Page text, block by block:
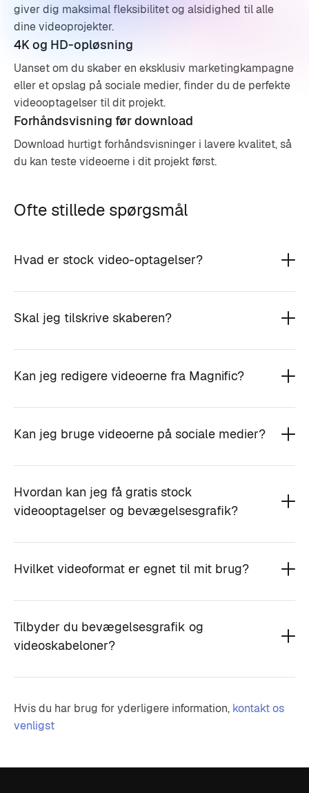
giver dig maksimal fleksibilitet og alsidighed til alle
dine videoprojekter.
4K og HD-opløsning
Uanset om du skaber en eksklusiv marketingkampagne
eller et opslag på sociale medier, finder du de perfekte
videooptagelser til dit projekt.
Forhåndsvisning før download
Download hurtigt forhåndsvisninger i lavere kvalitet, så
du kan teste videoerne i dit projekt først.
Ofte stillede spørgsmål
Hvad er stock video-optagelser?
Skal jeg tilskrive skaberen?
Kan jeg redigere videoerne fra Magnific?
Kan jeg bruge videoerne på sociale medier?
Hvordan kan jeg få gratis stock
videooptagelser og bevægelsesgrafik?
Hvilket videoformat er egnet til mit brug?
Tilbyder du bevægelsesgrafik og
videoskabeloner?
Hvis du har brug for yderligere information, kontakt os
venligst